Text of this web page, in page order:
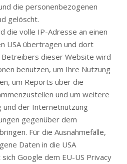
die personenbezogenen
gelöscht.
die volle IP-Adresse an einen
USA übertragen und dort
dieser Website wird
benutzen, um Ihre Nutzung
um Reports über die
und um weitere
und der Internetnutzung
gegenüber dem
Für die Ausnahmefälle,
Daten in die USA
Google dem EU-US Privacy